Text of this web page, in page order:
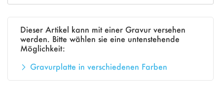
Dieser Artikel kann mit einer Gravur versehen
werden. Bitte wählen sie eine untenstehende
Möglichkeit:
Gravurplatte in verschiedenen Farben